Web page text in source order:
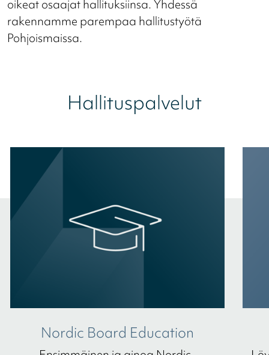
oikeat osaajat hallituksiinsa. Yhdessä
rakennamme parempaa hallitustyötä
Pohjoismaissa.
Hallituspalvelut
Nordic Board Education